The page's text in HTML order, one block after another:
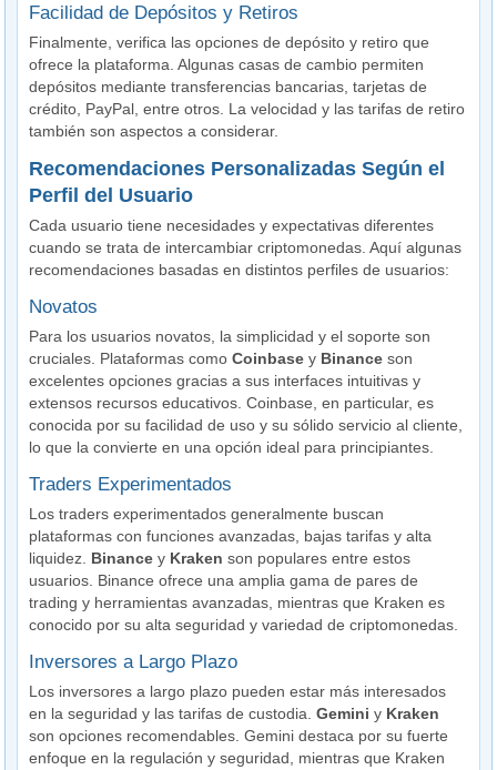
Facilidad de Depósitos y Retiros
Finalmente, verifica las opciones de depósito y retiro que
ofrece la plataforma. Algunas casas de cambio permiten
depósitos mediante transferencias bancarias, tarjetas de
crédito, PayPal, entre otros. La velocidad y las tarifas de retiro
también son aspectos a considerar.
Recomendaciones Personalizadas Según el
Perfil del Usuario
Cada usuario tiene necesidades y expectativas diferentes
cuando se trata de intercambiar criptomonedas. Aquí algunas
recomendaciones basadas en distintos perfiles de usuarios:
Novatos
Para los usuarios novatos, la simplicidad y el soporte son
cruciales. Plataformas comoCoinbase y Binance son
excelentes opciones gracias a sus interfaces intuitivas y
extensos recursos educativos. Coinbase, en particular, es
conocida por su facilidad de uso y su sólido servicio al cliente,
lo que la convierte en una opción ideal para principiantes.
Traders Experimentados
Los traders experimentados generalmente buscan
plataformas con funciones avanzadas, bajas tarifas y alta
liquidez. Binance y Kraken son populares entre estos
usuarios. Binance ofrece una amplia gama de pares de
trading y herramientas avanzadas, mientras que Kraken es
conocido por su alta seguridad y variedad de criptomonedas.
Inversores a Largo Plazo
Los inversores a largo plazo pueden estar más interesados
en la seguridad y las tarifas de custodia.Gemini y Kraken
son opciones recomendables. Gemini destaca por su fuerte
enfoque en la regulación y seguridad, mientras que Kraken